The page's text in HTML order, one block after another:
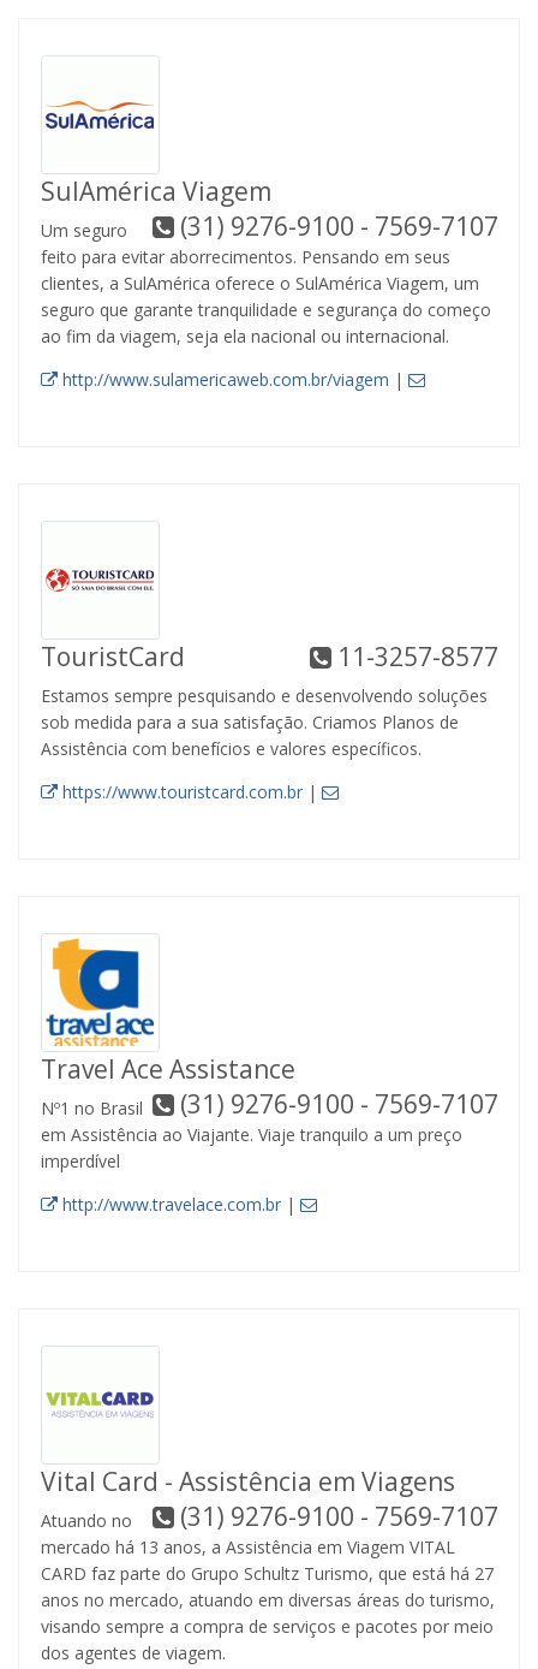
SulAmérica Viagem
(31) 9276-9100 - 7569-7107
Um seguro
feito para evitar aborrecimentos. Pensando em seus
clientes, a SulAmérica oferece o SulAmérica Viagem, um
seguro que garante tranquilidade e segurança do começo
ao fim da viagem, seja ela nacional ou internacional.
http://www.sulamericaweb.com.br/viagem |
TouristCard 11-3257-8577
Estamos sempre pesquisando e desenvolvendo soluções
sob medida para a sua satisfação. Criamos Planos de
Assistência com benefícios e valores específicos.
https://www.touristcard.com.br|
Travel Ace Assistance
(31) 9276-9100 - 7569-7107
Nº1 no Brasil
em Assistência ao Viajante. Viaje tranquilo a um preço
imperdível
http://www.travelace.com.br|
Vital Card - Assistência em Viagens
(31) 9276-9100 - 7569-7107
Atuando no
mercado há 13 anos, a Assistência em Viagem VITAL
CARD faz parte do Grupo Schultz Turismo, que está há 27
anos no mercado, atuando em diversas áreas do turismo,
visando sempre a compra de serviços e pacotes por meio
dos agentes de viagem.